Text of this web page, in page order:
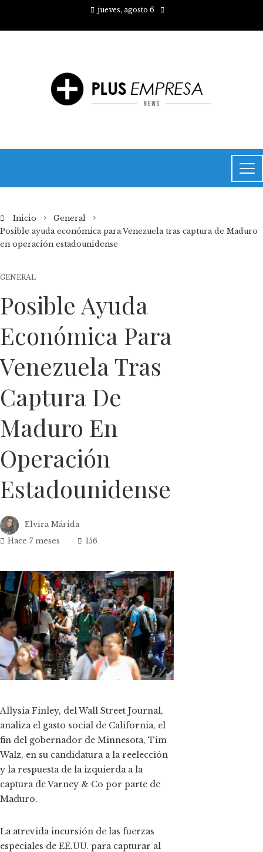
jueves, agosto 6
Inicio
General
Posible ayuda económica para Venezuela tras captura de Maduro
en operación estadounidense
GENERAL
Posible Ayuda
Económica Para
Venezuela Tras
Captura De
Maduro En
Operación
Estadounidense
Elvira Márida
Hace 7 meses
156
Allysia Finley, del Wall Street Journal,
analiza el gasto social de California, el
fin del gobernador de Minnesota, Tim
Walz, en su candidatura a la reelección
y la respuesta de la izquierda a la
captura de Varney & Co por parte de
Maduro.
La atrevida incursión de las fuerzas
especiales de EE.UU. para capturar al